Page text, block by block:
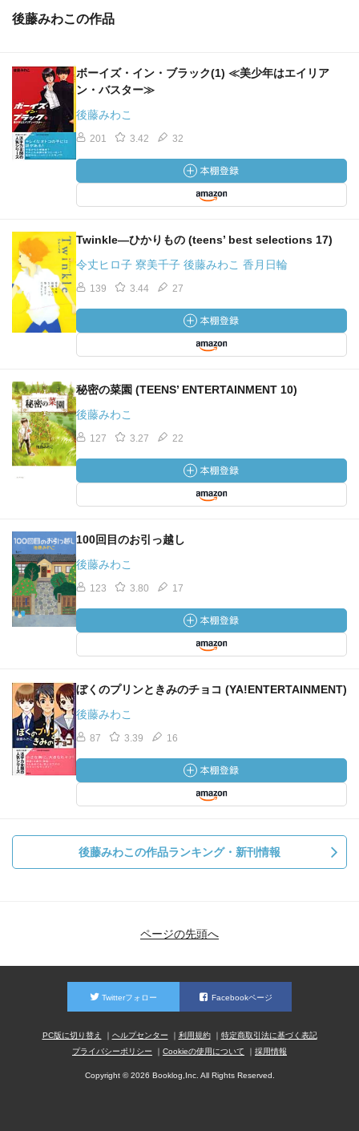
後藤みわこの作品
ボーイズ・イン・ブラック(1) ≪美少年はエイリア
ン・バスター≫
後藤みわこ
201 3.42 32
Twinkle―ひかりもの (teens’ best selections 17)
令丈ヒロ子 寮美千子 後藤みわこ 香月日輪
139 3.44 27
秘密の菜園 (TEENS’ ENTERTAINMENT 10)
後藤みわこ
127 3.27 22
100回目のお引っ越し
後藤みわこ
123 3.80 17
ぼくのプリンときみのチョコ (YA!ENTERTAINMENT)
後藤みわこ
87 3.39 16
後藤みわこの作品ランキング・新刊情報
ページの先頭へ
Twitterフォロー Facebookページ
PC版に切り替え ヘルプセンター 利用規約
特定商取引法に基づく表記
プライバシーポリシー
Cookieの使用について 採用情報
Copyright © 2026 Booklog,Inc. All Rights Reserved.